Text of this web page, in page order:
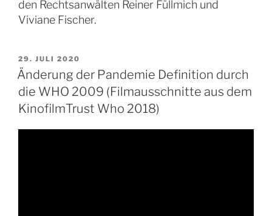
den Rechtsanwälten Reiner Füllmich und
Viviane Fischer.
VERÖFFENTLICHT
AM
29. JULI 2020
Änderung der Pandemie Definition durch
die WHO 2009 (Filmausschnitte aus dem
KinofilmTrust Who 2018)